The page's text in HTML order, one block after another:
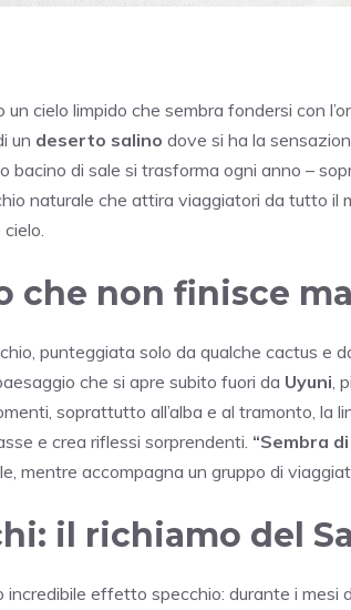
cielo limpido che sembra fondersi con
un deserto salino dove si ha la
bacino di sale si trasforma ogni anno –
naturale che attira viaggiatori da tutto il
che non finisce
punteggiata solo da qualche cactus e
che si apre subito fuori da Uyuni ,
soprattutto all’alba e al tramonto, la
e crea riflessi sorprendenti. “Sembra
mentre accompagna un gruppo di
il richiamo del
incredibile effetto specchio: durante i mesi